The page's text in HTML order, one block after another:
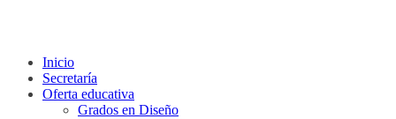
Inicio
Secretaría
Oferta educativa
Grados en Diseño